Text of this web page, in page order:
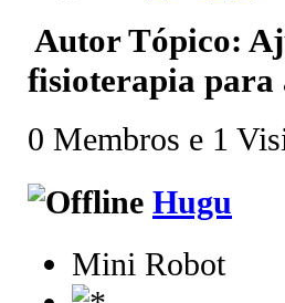
AutorTópico:
fisioterapia para
0 Membros e 1
Hugu
Mini Robot